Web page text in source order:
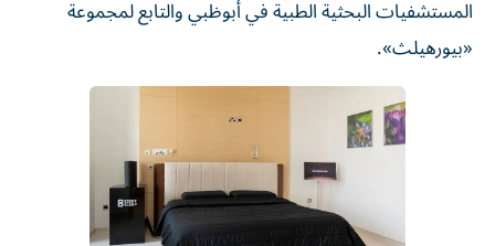
المستشفيات البحثية الطبية في أبوظبي والتابع لمجموعة
«بيورهيلث».